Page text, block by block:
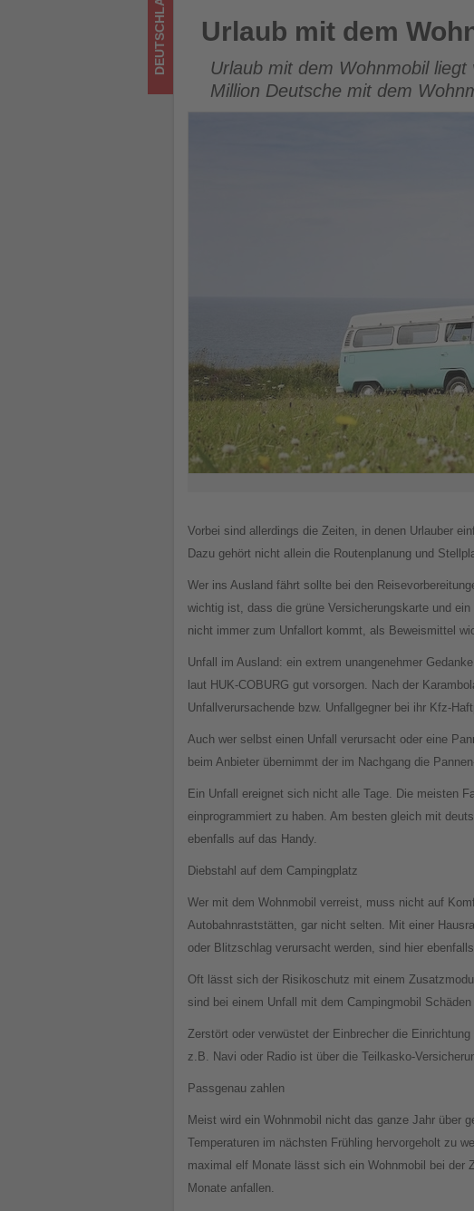
Urlaub mit dem Wohnmobil: Was tun
DEUTSCHLAND Urlaub mit dem
Urlaub mit dem Wohnmobil
Million Deutsche mit dem
Vorbei sind allerdings die Zeiten, in denen Urlauber
Dazu gehört nicht allein die Routenplanung und
Wer ins Ausland fährt sollte bei den
wichtig ist, dass die grüne Versicherungskarte und
nicht immer zum Unfallort kommt, als Beweismittel
Unfall im Ausland: ein extrem unangenehmer
laut HUK-COBURG gut vorsorgen. Nach der
Unfallverursachende bzw. Unfallgegner bei ihr Kfz-
Auch wer selbst einen Unfall verursacht oder eine
beim Anbieter übernimmt der im Nachgang die
Ein Unfall ereignet sich nicht alle Tage. Die meisten
einprogrammiert zu haben. Am besten gleich mit
ebenfalls auf das Handy.
Diebstahl auf dem Campingplatz
Wer mit dem Wohnmobil verreist, muss nicht auf
Autobahnraststätten, gar nicht selten. Mit einer
oder Blitzschlag verursacht werden, sind hier
Oft lässt sich der Risikoschutz mit einem
sind bei einem Unfall mit dem Campingmobil
Zerstört oder verwüstet der Einbrecher die
z.B. Navi oder Radio ist über die Teilkasko-
Passgenau zahlen
Meist wird ein Wohnmobil nicht das ganze Jahr über
Temperaturen im nächsten Frühling hervorgeholt zu
maximal elf Monate lässt sich ein Wohnmobil bei der
Monate anfallen.